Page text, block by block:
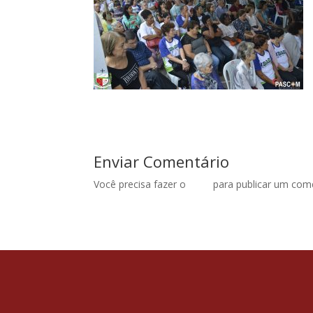
Enviar Comentário
Você precisa fazer o para publicar um